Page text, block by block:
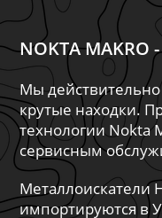
NOKTA
Мы
крутые находки.
технологии Nokta
сервисным
Металлоискатели
импортируются в